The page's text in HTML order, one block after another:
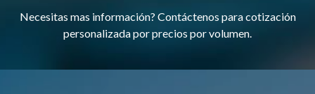
Necesitas mas información? Contáctenos para cotización
personalizada por precios por volumen.